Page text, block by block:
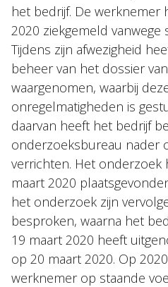
het bedrijf. De werknemer
2020 ziekgemeld vanwege
Tijdens zijn afwezigheid
beheer van het dossier
waargenomen, waarbij
onregelmatigheden is
daarvan heeft het bedrijf
onderzoeksbureau nader
verrichten. Het onderzoek
maart 2020
het onderzoek zijn
besproken, waarna het
19 maart 2020 heeft
op 20 maart 2020. Op
werknemer op staande